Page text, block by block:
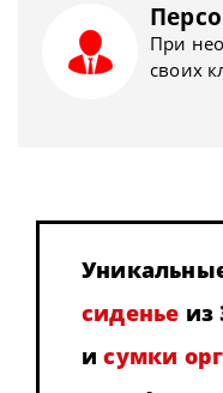
При
своих
сиденье из
исумки